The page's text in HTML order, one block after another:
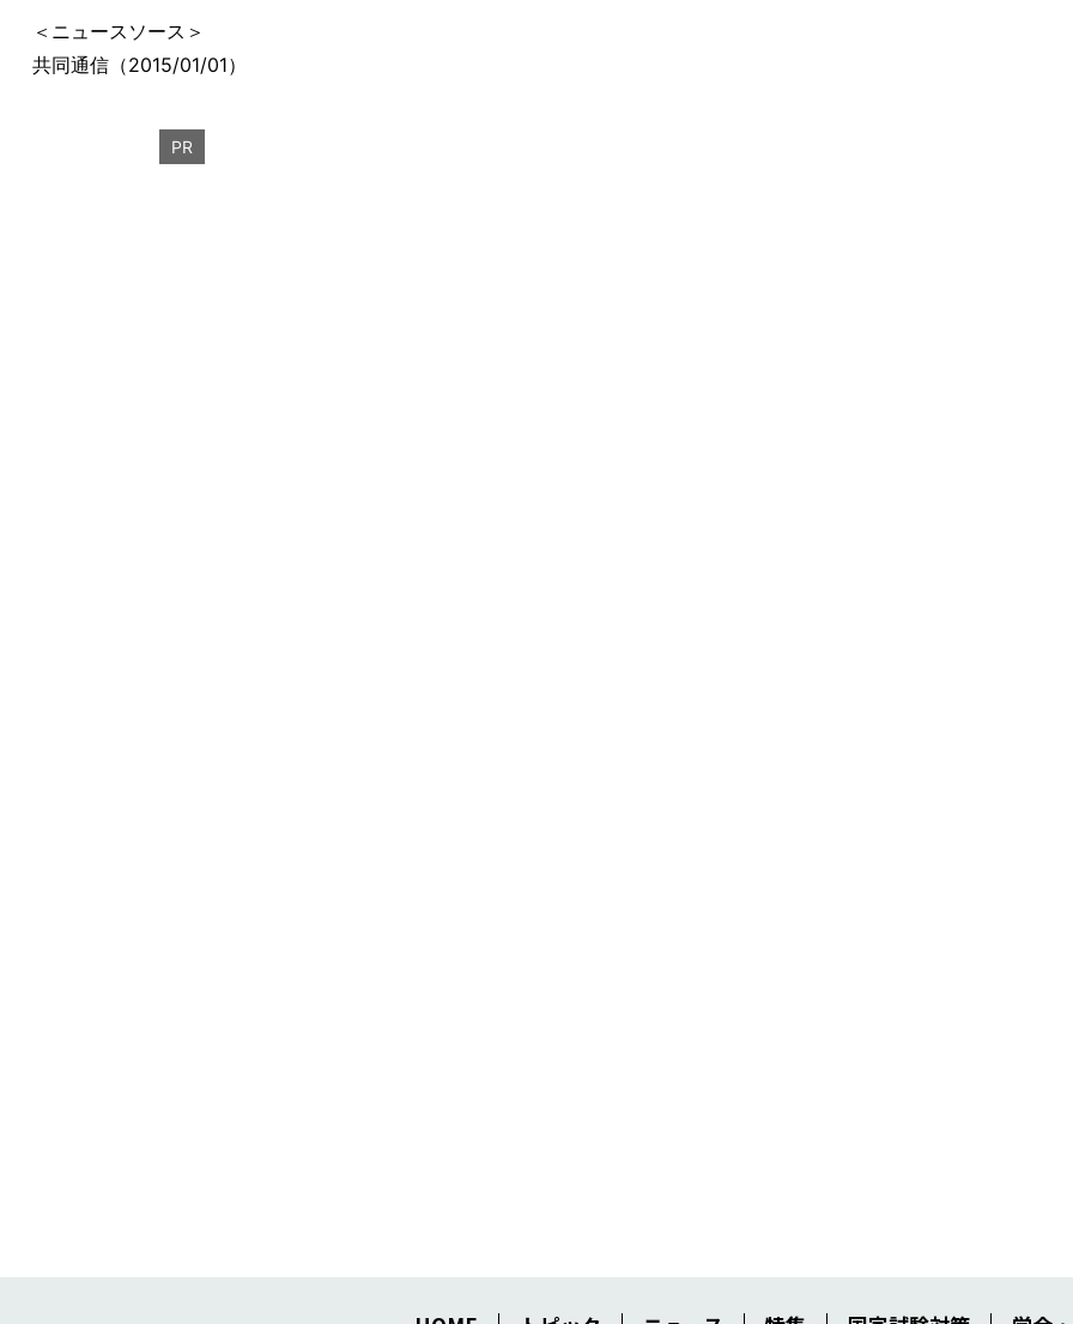
＜ニュースソース＞
共同通信（2015/01/01）
PR